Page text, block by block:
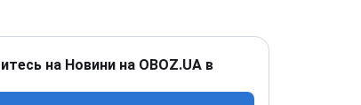
на Новини на OBOZ.UA в